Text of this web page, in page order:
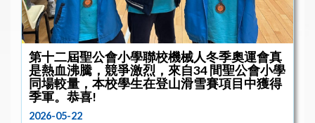
第十二屆聖公會小學聯校機械人冬季奧運會真
是熱血沸騰，競爭激烈，來自34 間聖公會小學
同場較量，本校學生在登山滑雪賽項目中獲得
季軍。恭喜!
2026-05-22